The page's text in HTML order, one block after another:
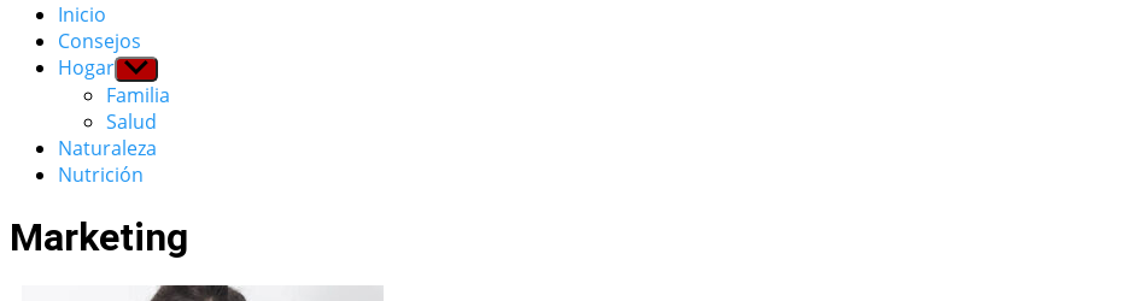
Inicio
Consejos
Hogar Show
sub
menu
Familia
Salud
Naturaleza
Nutrición
Marketing